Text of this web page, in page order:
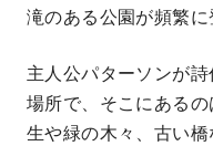
滝のある公園が頻繁に
主人公パターソンが
場所で、そこにある
生や緑の木々、古い